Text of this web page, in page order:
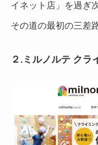
イネット店」を過ぎ
その道の最初の三差
２.ミルノルテ クラ